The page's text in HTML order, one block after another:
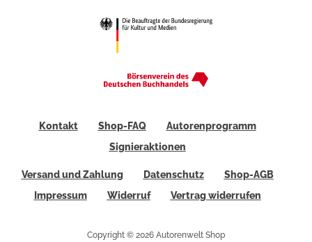
Kontakt Shop-FAQ
Autorenprogramm
Signieraktionen
Versand und Zahlung Datenschutz
Shop-AGB
Impressum
Widerruf Vertrag widerrufen
Copyright © 2026 Autorenwelt Shop